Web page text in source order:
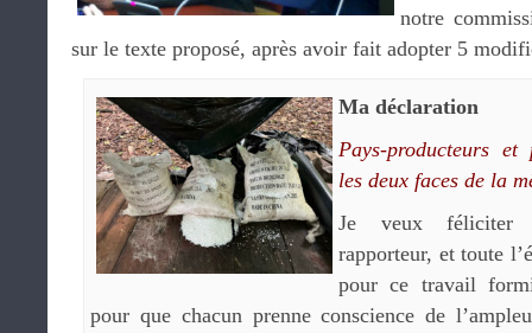
notre
sur le texte proposé, après avoir fait adopter 5
Ma déclaration
Pays-producteurs et
les deux faces de la
Je veux féliciter
rapporteur, et toute
pour ce travail
pour que chacun prenne conscience de